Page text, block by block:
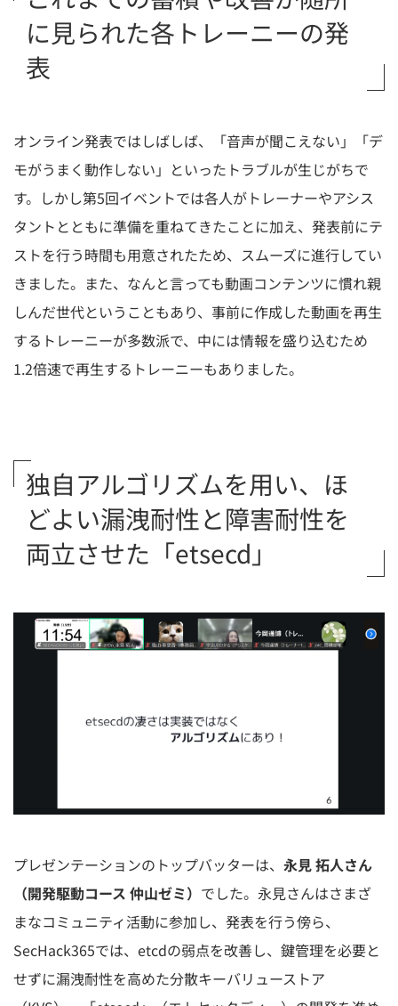
に見られた各トレーニーの発
表
オンライン発表ではしばしば、「音声が聞こえない」「デ
モがうまく動作しない」といったトラブルが生じがちで
す。しかし第5回イベントでは各人がトレーナーやアシス
タントとともに準備を重ねてきたことに加え、発表前にテ
ストを行う時間も用意されたため、スムーズに進行してい
きました。また、なんと言っても動画コンテンツに慣れ親
しんだ世代ということもあり、事前に作成した動画を再生
するトレーニーが多数派で、中には情報を盛り込むため
1.2倍速で再生するトレーニーもありました。
独自アルゴリズムを用い、ほ
どよい漏洩耐性と障害耐性を
両立させた「etsecd」
プレゼンテーションのトップバッターは、 永見 拓人さん
（開発駆動コース 仲山ゼミ） でした。永見さんはさまざ
まなコミュニティ活動に参加し、発表を行う傍ら、
SecHack365では、etcdの弱点を改善し、鍵管理を必要と
せずに漏洩耐性を高めた分散キーバリューストア